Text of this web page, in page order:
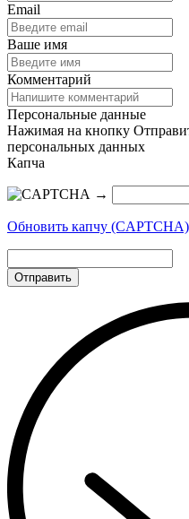
Email
Ваше имя
Комментарий
Персональные данные
Нажимая на кнопку
персональных данных
Капча
→
Обновить капчу (CAPTCHA)
Отправить